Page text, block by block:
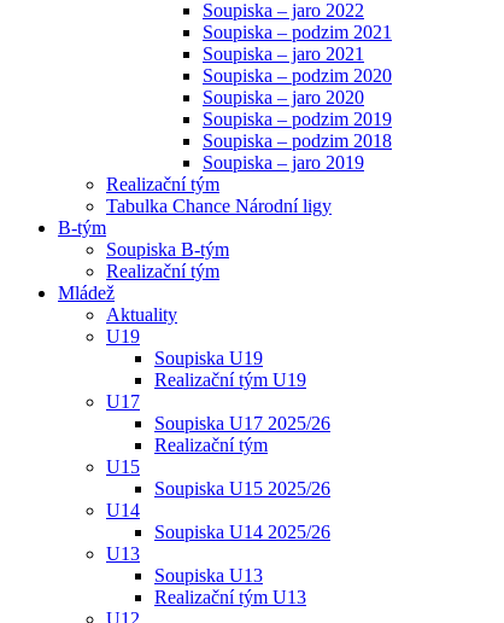
Soupiska – jaro 2022
Soupiska – podzim 2021
Soupiska – jaro 2021
Soupiska – podzim 2020
Soupiska – jaro 2020
Soupiska – podzim 2019
Soupiska – podzim 2018
Soupiska – jaro 2019
Realizační tým
Tabulka Chance Národní ligy
B-tým
Soupiska B-tým
Realizační tým
Mládež
Aktuality
U19
Soupiska U19
Realizační tým U19
U17
Soupiska U17 2025/26
Realizační tým
U15
Soupiska U15 2025/26
U14
Soupiska U14 2025/26
U13
Soupiska U13
Realizační tým U13
U12